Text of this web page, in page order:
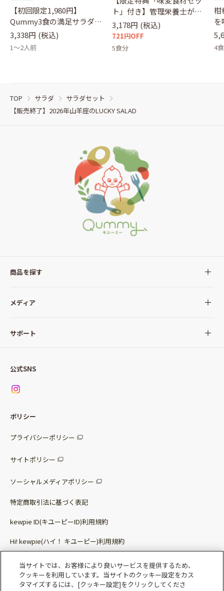
【初回限定1,980円】
Qummy3食の満足サラダセ
ット（クーポンコード：
otameshi）
3,338円 (税込)
1～2人前
ト」付き】管理栄養士が選
ぶサラダ
3,178円 (税込)
721円OFF
5食分
柑
を
&
4
TOP サラダ
サラダセット
【販売終了】2026年山羊座のLUCKY SALAD
商品を探す
全ての商品
サラダ
パッケージサラダ
惣菜サラダ
調味料
ベビー・幼児食
その他（カレーなど）
メディア
Qummy(キユーミー)について
サポート
お問い合わせ
公式SNS
ポリシー
プライバシーポリシー
サイトポリシー
ソーシャルメディアポリシー
特定商取引法に基づく表記
kewpie ID(キユーピーID)利用規約
Hi! kewpie(ハイ！ キユーピー)利用規約
Qummy(キユーミー)利用規約​
当サイトでは、お客様により良いサービスを提供するため、
クッキーを利用しています。当サイトのクッキー設定をカス
タマイズするには、[クッキー設定]をクリックしてくださ